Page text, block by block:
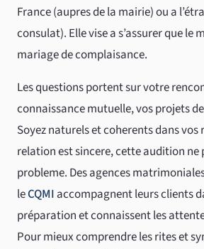
France (aupres de la mairie) ou a
consulat). Elle vise a s’assurer que le
mariage de complaisance.
Les questions portent sur votre
connaissance mutuelle, vos projets
Soyez naturels et coherents dans vos
relation est sincere, cette audition ne
probleme. Des agences
leCQMI accompagnent leurs clients
préparation et connaissent les
Pour mieux comprendre les rites et